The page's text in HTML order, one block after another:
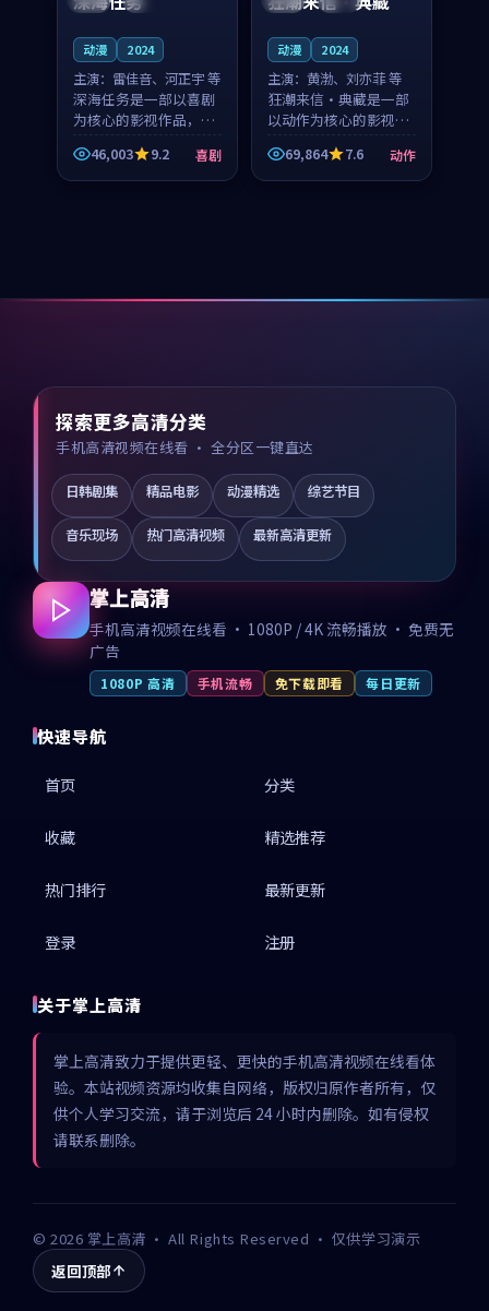
动漫 2024
主演： 雷佳音、河正宇 等
深海任务是一部以喜剧
为核心的影视作品，围
绕危机、反转与人物成
长展开，整体节奏紧
凑，值得推荐观看。
46,003 9.2 喜剧
动漫 2024
主演： 黄渤、刘亦菲 等
狂潮来信·典藏是一部
以动作为核心的影视作
品，围绕危机、反转与
人物成长展开，整体节
奏紧凑，值得推荐观
69,864 7.6 动作
探索更多高清分类
手机高清视频在线看 · 全分区一键直达
日韩剧集 精品电影 动漫精选 综艺节目
音乐现场 热门高清视频 最新高清更新
掌上高清
手机高清视频在线看 · 1080P / 4K 流畅播放 · 免费无
广告
1080P 高清 手机流畅 免下载即看 每日更新
快速导航
首页 分类
收藏 精选推荐
热门排行 最新更新
登录 注册
关于掌上高清
掌上高清致力于提供更轻、更快的手机高清视频在线看体
验。本站视频资源均收集自网络，版权归原作者所有，仅
供个人学习交流，请于浏览后 24 小时内删除。如有侵权
请联系删除。
©2026 掌上高清 · All Rights Reserved · 仅供学习演示
返回顶部